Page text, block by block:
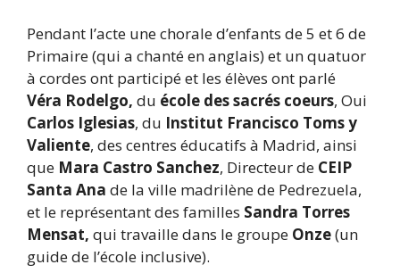
Pendant l’acte une chorale d’enfants de 5 et 6 de
Primaire (qui a chanté en anglais) et un quatuor
à cordes ont participé et les élèves ont parlé
Véra Rodelgo, du école des sacrés coeurs, Oui
Carlos Iglesias, du Institut Francisco Toms y
Valiente, des centres éducatifs à Madrid, ainsi
que Mara Castro Sanchez, Directeur de CEIP
Santa Ana de la ville madrilène de Pedrezuela,
et le représentant des familles Sandra Torres
Mensat, qui travaille dans le groupe Onze(un
guide de l’école inclusive).